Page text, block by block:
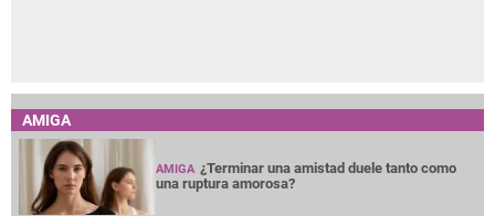
AMIGA
AMIGA ¿Terminar una amistad duele tanto como
una ruptura amorosa?